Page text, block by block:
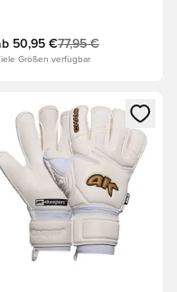
50,95 €77,95 €
Größen verfügbar
oder Registrieren
ein neues Fenster